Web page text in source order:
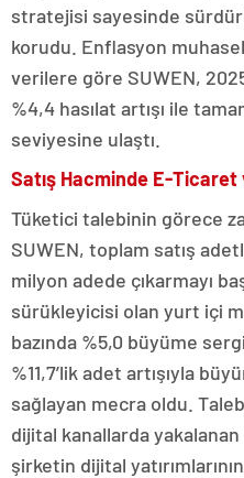
stratejisi sayesinde
korudu. Enflasyon
verilere göre SUWEN,
%4,4 hasılat artışı ile
seviyesine ulaştı.
Satış Hacminde E-
Tüketici talebinin görece
SUWEN, toplam satış
milyon adede çıkarmayı
sürükleyicisi olan yurt içi
bazında %5,0 büyüme
%11,7’lik adet artışıyla
sağlayan mecra oldu.
dijital kanallarda yakalanan
şirketin dijital